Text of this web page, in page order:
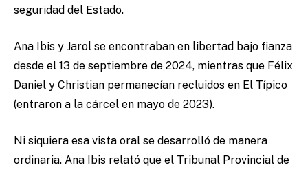
seguridad del Estado.
Ana Ibis y Jarol se encontraban en libertad bajo fianza
desde el 13 de septiembre de 2024, mientras que Félix
Daniel y Christian permanecían recluidos en El Típico
(entraron a la cárcel en mayo de 2023).
Ni siquiera esa vista oral se desarrolló de manera
ordinaria. Ana Ibis relató que el Tribunal Provincial de